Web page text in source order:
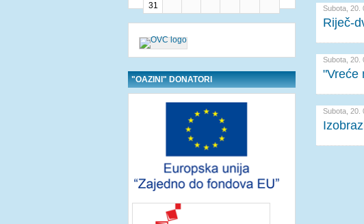
Subota, 20.
Riječ-
Subota, 20.
"Vreće
Subota, 20.
31
"OAZINI" DONATORI